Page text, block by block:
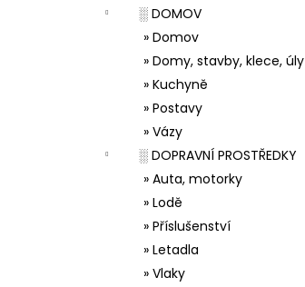
░ DOMOV
» Domov
» Domy, stavby, klece, úly
» Kuchyně
» Postavy
» Vázy
░ DOPRAVNÍ PROSTŘEDKY
» Auta, motorky
» Lodě
» Příslušenství
» Letadla
» Vlaky